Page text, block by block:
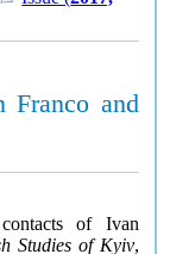
Franco and
of Ivan
Studies of Kyiv,